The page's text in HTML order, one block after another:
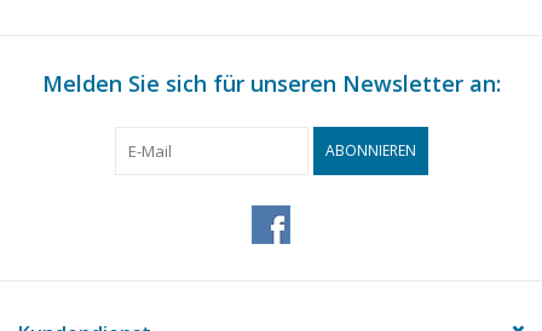
Melden Sie sich für unseren Newsletter an:
ABONNIEREN